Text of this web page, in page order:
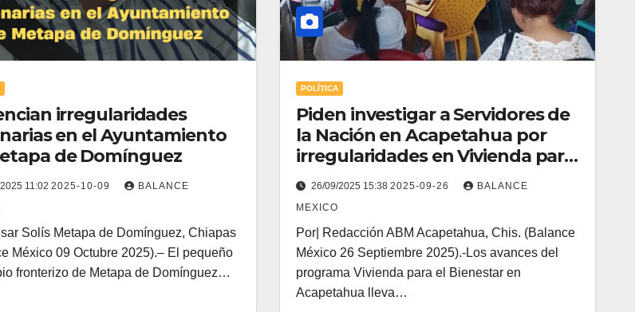
irregularidades
en el Ayuntamiento
de Domínguez
11:02 2025-10-09
BALANCE
Solís Metapa de Domínguez, Chiapas
México 09 Octubre 2025).– El pequeño
fronterizo de Metapa de Domínguez…
POLÍTICA
Piden investigar a Servidores de
la Nación en Acapetahua por
irregularidades en Vivienda para
el Bienestar
26/09/2025 15:382025-09-26
BALANCE
MEXICO
Por| Redacción ABM Acapetahua, Chis. (Balance
México 26 Septiembre 2025).-Los avances del
programa Vivienda para el Bienestar en
Acapetahua lleva…